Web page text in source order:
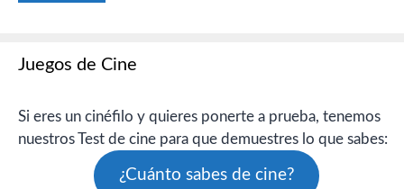
Juegos de Cine
Si eres un cinéfilo y quieres ponerte a prueba, tenemos
nuestros Test de cine para que demuestres lo que sabes:
¿Cuánto sabes de cine?